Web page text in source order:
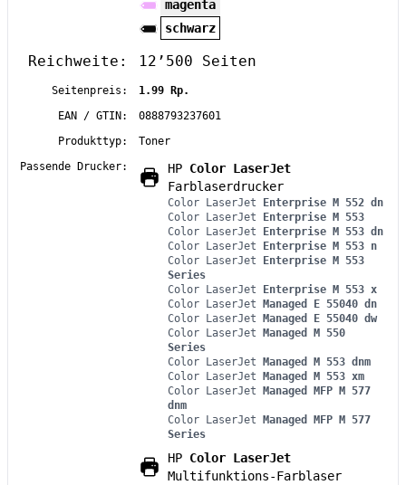
magenta
schwarz
Reichweite: 12’500 Seiten
Seitenpreis:
1.99 Rp.
EAN / GTIN:
0888793237601
Produkttyp:
Toner
Passende Drucker:
HP Color LaserJet
Farblaserdrucker
Color LaserJet Enterprise M 552 dn
Color LaserJet Enterprise M 553
Color LaserJet Enterprise M 553 dn
Color LaserJet Enterprise M 553 n
Color LaserJet Enterprise M 553
Series
Color LaserJet Enterprise M 553 x
Color LaserJet Managed E 55040 dn
Color LaserJet Managed E 55040 dw
Color LaserJet Managed M 550
Series
Color LaserJet Managed M 553 dnm
Color LaserJet Managed M 553 xm
Color LaserJet Managed MFP M 577
dnm
Color LaserJet Managed MFP M 577
Series
HP Color LaserJet
Multifunktions-Farblaser